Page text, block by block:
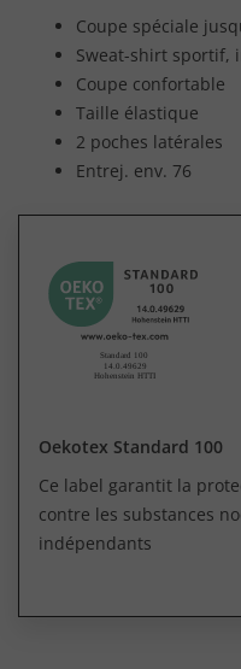
Coupe spéciale
Sweat-shirt sportif,
Coupe confortable
Taille élastique
2 poches latérales
Entrej. env. 76
Oekotex Standard 100
Ce label garantit la
contre les substances
indépendants